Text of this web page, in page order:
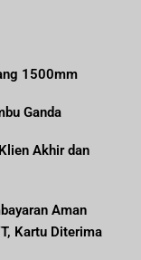
1500mm
Ganda
Akhir dan
Aman
Kartu Diterima